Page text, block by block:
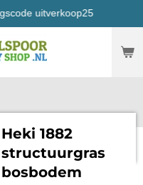
uitverkoop25
Heki 1882
structuurgras
bosbodem